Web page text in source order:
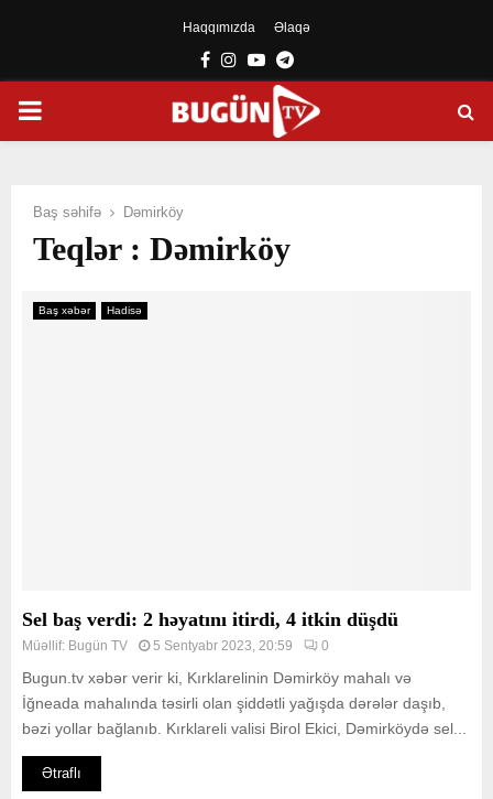
Haqqımızda Əlaqə
Facebook
Instagram
YoutubeTelegram
PRIMARY
Baş səhifə Dəmirköy
Teqlər : Dəmirköy
Baş xəbər Hadisə
Sel baş verdi: 2 həyatını itirdi, 4 itkin düşdü
Müəllif: Bugün TV 5 Sentyabr 2023, 20:59 0
Bugun.tv xəbər verir ki, Kırklarelinin Dəmirköy mahalı və
İğneada mahalında təsirli olan şiddətli yağışda dərələr daşıb,
bəzi yollar bağlanıb. Kırklareli valisi Birol Ekici, Dəmirköydə sel...
Ətraflı